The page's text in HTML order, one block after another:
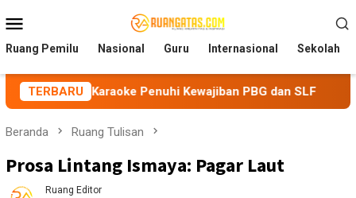
ke
kontenMobile
Ruang Pemilu Nasional Guru Internasional Sekolah
TERBARU
Penuhi Kewajiban PBG dan SLF BEM Nusantara
Beranda Ruang Tulisan
Prosa Lintang Ismaya: Pagar Laut
Ruang Editor